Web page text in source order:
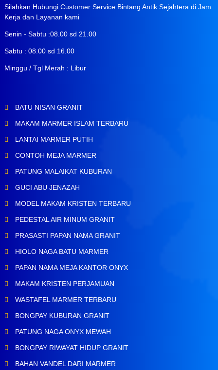
Silahkan Hubungi Customer Service Bintang Antik Sejahtera di Jam
Kerja dan Layanan kami
Senin - Sabtu :08.00 sd 21.00
Sabtu : 08.00 sd 16.00
Minggu / Tgl Merah : Libur
BATU NISAN GRANIT
MAKAM MARMER ISLAM TERBARU
LANTAI MARMER PUTIH
CONTOH MEJA MARMER
PATUNG MALAIKAT KUBURAN
GUCI ABU JENAZAH
MODEL MAKAM KRISTEN TERBARU
PEDESTAL AIR MINUM GRANIT
PRASASTI PAPAN NAMA GRANIT
HIOLO NAGA BATU MARMER
PAPAN NAMA MEJA KANTOR ONYX
MAKAM KRISTEN PERJAMUAN
WASTAFEL MARMER TERBARU
BONGPAY KUBURAN GRANIT
PATUNG NAGA ONYX MEWAH
BONGPAY RIWAYAT HIDUP GRANIT
BAHAN VANDEL DARI MARMER